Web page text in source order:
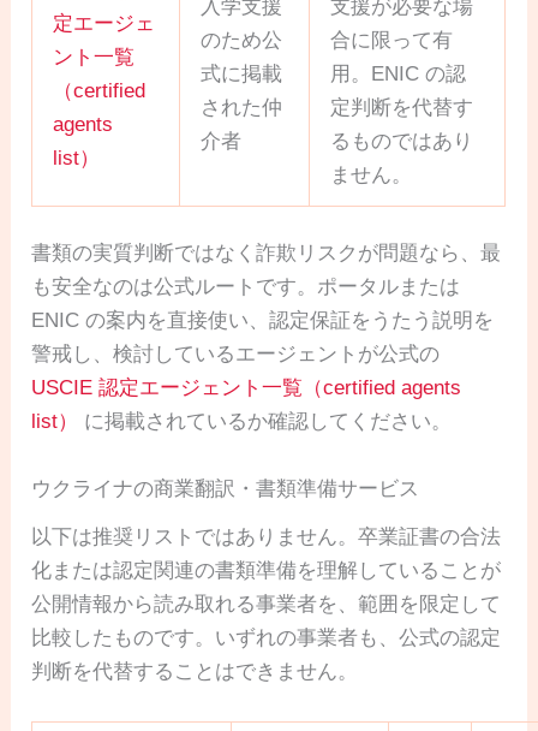
定エージェ
ント一覧
（certified
agents
list）
入学支援
のため公
式に掲載
された仲
介者
支援が必要な場
合に限って有
用。ENIC の認
定判断を代替す
るものではあり
ません。
書類の実質判断ではなく詐欺リスクが問題なら、最
も安全なのは公式ルートです。ポータルまたは
ENIC の案内を直接使い、認定保証をうたう説明を
警戒し、検討しているエージェントが公式の
USCIE 認定エージェント一覧（certified agents
list）
に掲載されているか確認してください。
ウクライナの商業翻訳・書類準備サービス
以下は推奨リストではありません。卒業証書の合法
化または認定関連の書類準備を理解していることが
公開情報から読み取れる事業者を、範囲を限定して
比較したものです。いずれの事業者も、公式の認定
判断を代替することはできません。